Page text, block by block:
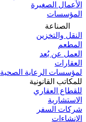
الأعمال الصغيرة
المؤسسات
الصناعة
النقل والتخزين
المطعم
العمل عن بُعد
العقارات
لمؤسسات الرعاية الصحية
للمكاتب القانونية
للقطاع العقاري
الاستشارية
شركات السفر
الإنشاءات